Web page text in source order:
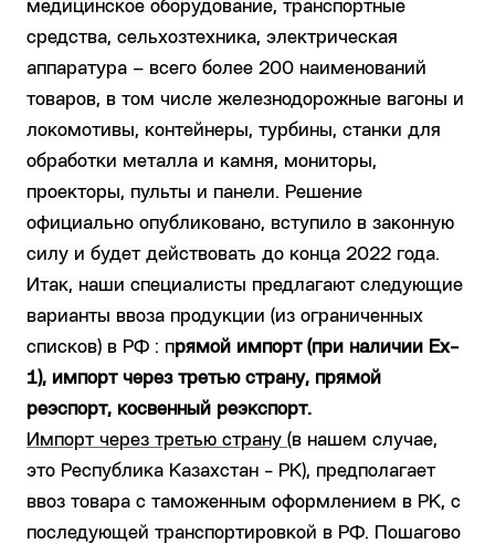
медицинское оборудование, транспортные
средства, сельхозтехника, электрическая
аппаратура – всего более 200 наименований
товаров, в том числе железнодорожные вагоны и
локомотивы, контейнеры, турбины, станки для
обработки металла и камня, мониторы,
проекторы, пульты и панели. Решение
официально опубликовано, вступило в законную
силу и будет действовать до конца 2022 года.
Итак, наши специалисты предлагают следующие
варианты ввоза продукции (из ограниченных
списков) в РФ : прямой импорт (при наличии Ex-
1), импорт через третью страну, прямой
реэспорт, косвенный реэкспорт.
Импорт через третью страну (в нашем случае,
это Республика Казахстан - РК), предполагает
ввоз товара с таможенным оформлением в РК, с
последующей транспортировкой в РФ. Пошагово